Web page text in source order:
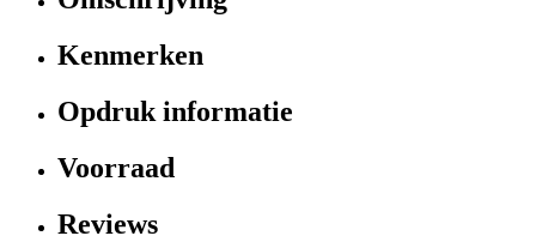
Kenmerken
Opdruk informatie
Voorraad
Reviews